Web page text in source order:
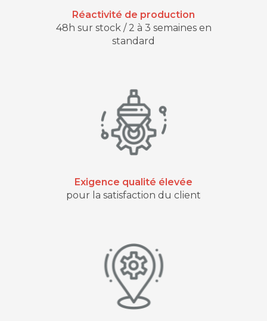
Réactivité de production
48h sur stock / 2 à 3 semaines en
standard
Exigence qualité élevée
pour la satisfaction du client